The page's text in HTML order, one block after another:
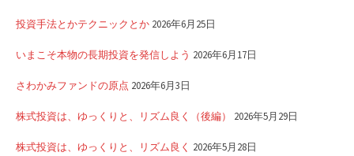
投資手法とかテクニックとか 2026年6月25日
いまこそ本物の長期投資を発信しよう 2026年6月17日
さわかみファンドの原点 2026年6月3日
株式投資は、ゆっくりと、リズム良く（後編） 2026年5月29日
株式投資は、ゆっくりと、リズム良く 2026年5月28日